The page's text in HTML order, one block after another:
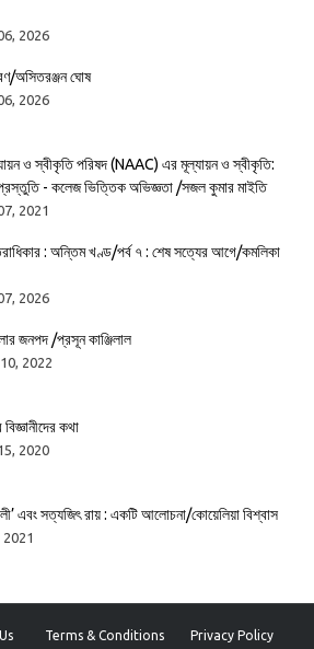
2026
অসিতরঞ্জন ঘোষ
2026
ও স্বীকৃতি পরিষদ (NAAC) এর মূল্যায়ন ও স্বীকৃতি:
- কলেজ ভিত্তিক অভিজ্ঞতা /সজল কুমার মাইতি
2021
: অন্তিম খণ্ড/পর্ব ৭ : শেষ সত্যের আগে/কমলিকা
2026
জনপদ /প্রসূন কাঞ্জিলাল
2022
বিজ্ঞানীদের কথা
2020
এবং সত্যজিৎ রায় : একটি আলোচনা/কোয়েলিয়া বিশ্বাস
Terms & Conditions Privacy Policy